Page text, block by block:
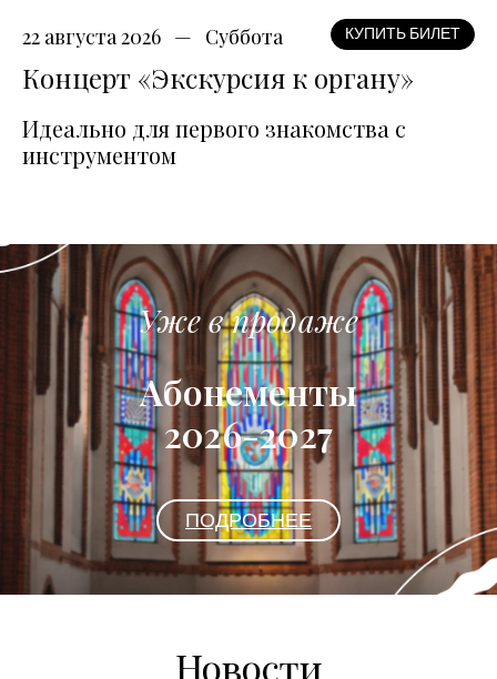
22 августа 2026 Суббота КУПИТЬ БИЛЕТ
Концерт «Экскурсия к органу»
Идеально для первого знакомства с
инструментом
Уже в продаже
Абонементы
2026-2027
ПОДРОБНЕЕ
Новости